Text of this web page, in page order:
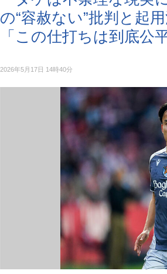
の“容赦ない”批判と起
「この仕打ちは到底公
2026年5月17日 14時40分